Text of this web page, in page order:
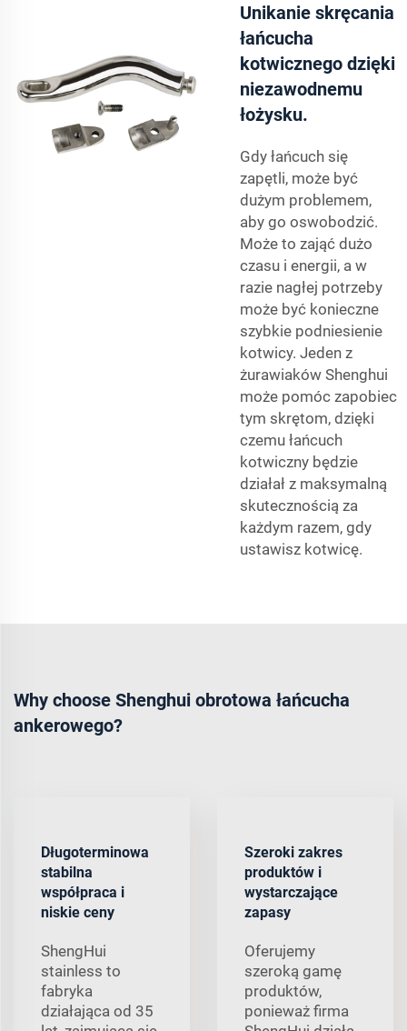
Unikanie skręcania
łańcucha
kotwicznego dzięki
niezawodnemu
łożysku.
Gdy łańcuch się
zapętli, może być
dużym problemem,
aby go oswobodzić.
Może to zająć dużo
czasu i energii, a w
razie nagłej potrzeby
może być konieczne
szybkie podniesienie
kotwicy. Jeden z
żurawiaków Shenghui
może pomóc zapobiec
tym skrętom, dzięki
czemu łańcuch
kotwiczny będzie
działał z maksymalną
skutecznością za
każdym razem, gdy
ustawisz kotwicę.
Why choose Shenghui obrotowa łańcucha
ankerowego?
Długoterminowa
stabilna
współpraca i
niskie ceny
ShengHui
stainless to
fabryka
działająca od 35
Szeroki zakres
produktów i
wystarczające
zapasy
Oferujemy
szeroką gamę
produktów,
ponieważ firma